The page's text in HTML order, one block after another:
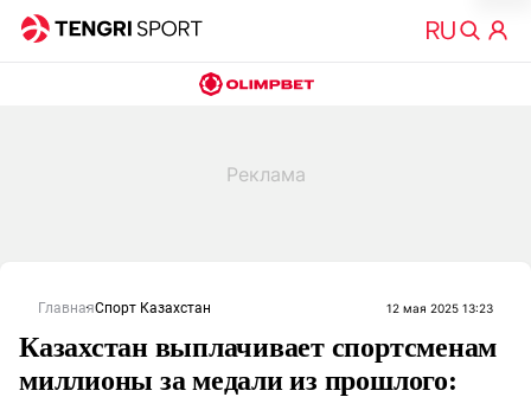
ГлавнаяСпорт Казахстан 12 мая 2025 13:23
Казахстан выплачивает спортсменам
миллионы за медали из прошлого: